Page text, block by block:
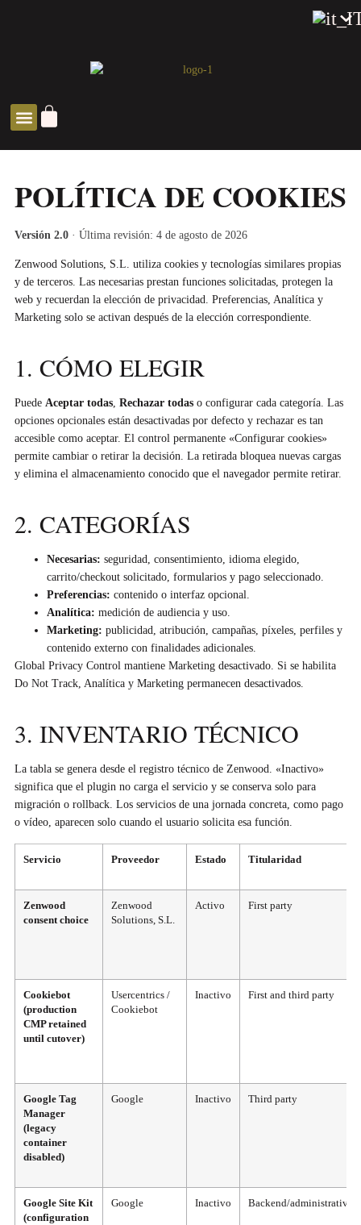
POLÍTICA DE COOKIES
Versión 2.0 · Última revisión: 4 de agosto de 2026
Zenwood Solutions, S.L. utiliza cookies y tecnologías similares propias
y de terceros. Las necesarias prestan funciones solicitadas, protegen la
web y recuerdan la elección de privacidad. Preferencias, Analítica y
Marketing solo se activan después de la elección correspondiente.
1. CÓMO ELEGIR
Puede Aceptar todas, Rechazar todas o configurar cada categoría. Las
opciones opcionales están desactivadas por defecto y rechazar es tan
accesible como aceptar. El control permanente «Configurar cookies»
permite cambiar o retirar la decisión. La retirada bloquea nuevas cargas
y elimina el almacenamiento conocido que el navegador permite retirar.
2. CATEGORÍAS
Necesarias: seguridad, consentimiento, idioma elegido,
carrito/checkout solicitado, formularios y pago seleccionado.
Preferencias: contenido o interfaz opcional.
Analítica: medición de audiencia y uso.
Marketing: publicidad, atribución, campañas, píxeles, perfiles y
contenido externo con finalidades adicionales.
Global Privacy Control mantiene Marketing desactivado. Si se habilita
Do Not Track, Analítica y Marketing permanecen desactivados.
3. INVENTARIO TÉCNICO
La tabla se genera desde el registro técnico de Zenwood. «Inactivo»
significa que el plugin no carga el servicio y se conserva solo para
migración o rollback. Los servicios de una jornada concreta, como pago
o vídeo, aparecen solo cuando el usuario solicita esa función.
Servicio Proveedor Estado Titularidad
Zenwood
consent choice
Zenwood
Solutions, S.L.
Activo First party
Cookiebot
(production
CMP retained
until cutover)
Usercentrics /
Cookiebot
Inactivo First and third party
Google Tag
Manager
(legacy
container
disabled)
Google Inactivo Third party
Google Site Kit
(configuration
Google Inactivo Backend/administrative